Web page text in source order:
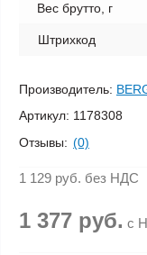
Вес брутто, г
Штрихкод
Производитель:
Артикул: 1178308
Отзывы: (0)
1 129 руб. без НДС
1 377 руб. с